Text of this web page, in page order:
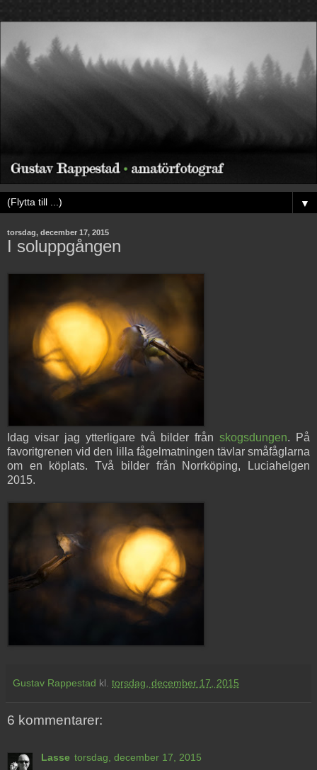
▼
torsdag, december 17, 2015
I soluppgången
Idag visar jag ytterligare två bilder frånskogsdungen. På
favoritgrenen vid den lilla fågelmatningen tävlar småfåglarna
om en köplats. Två bilder från Norrköping, Luciahelgen
2015.
Gustav Rappestad kl. torsdag, december 17, 2015
6 kommentarer:
Lasse torsdag, december 17, 2015